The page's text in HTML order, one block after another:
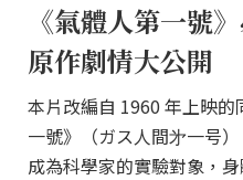
《氣體人第一號
原作劇情大公開
本片改編自 1960 年上映
一號》（ガス人間㐧一号
成為科學家的實驗對象，